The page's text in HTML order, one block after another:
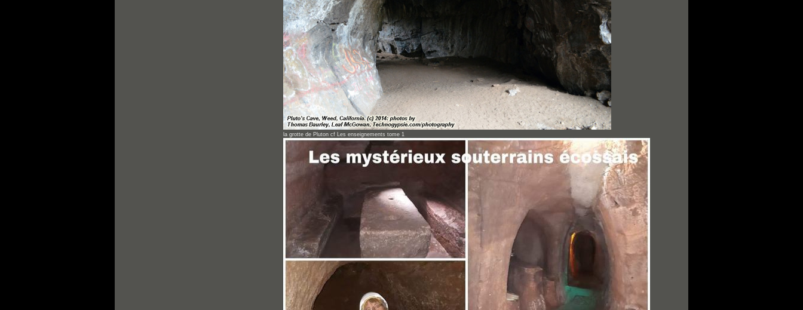
la grotte de Pluton cf Les enseignements tome 1